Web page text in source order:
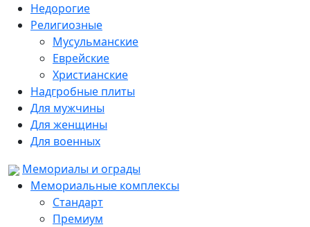
Недорогие
Религиозные
Мусульманские
Еврейские
Христианские
Надгробные плиты
Для мужчины
Для женщины
Для военных
Мемориалы и ограды
Мемориальные комплексы
Стандарт
Премиум